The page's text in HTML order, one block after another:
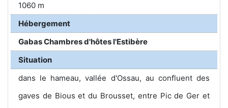
1060 m
Hébergement
Gabas Chambres d'hôtes l'Estibère
Situation
dans le hameau, vallée d'Ossau, au confluent des
gaves de Bious et du Brousset, entre Pic de Ger et